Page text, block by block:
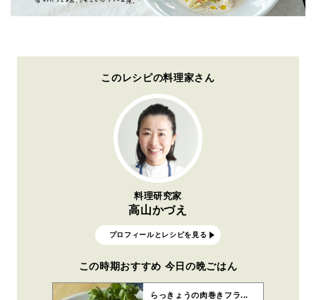
このレシピの料理家さん
料理研究家
高山かづえ
プロフィールとレシピを見る
この時期おすすめ 今日の晩ごはん
らっきょうの肉巻きフラ...